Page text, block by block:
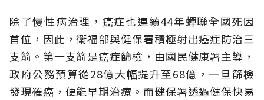
除了慢性病治理，癌症也連續44年蟬聯全國死因
首位，因此，衛福部與健保署積極射出癌症防治三
支箭。第一支箭是癌症篩檢，由國民健康署主導，
政府公務預算從28億大幅提升至68億，一旦篩檢
發現罹癌，便能早期治療。而健保署透過健保快易